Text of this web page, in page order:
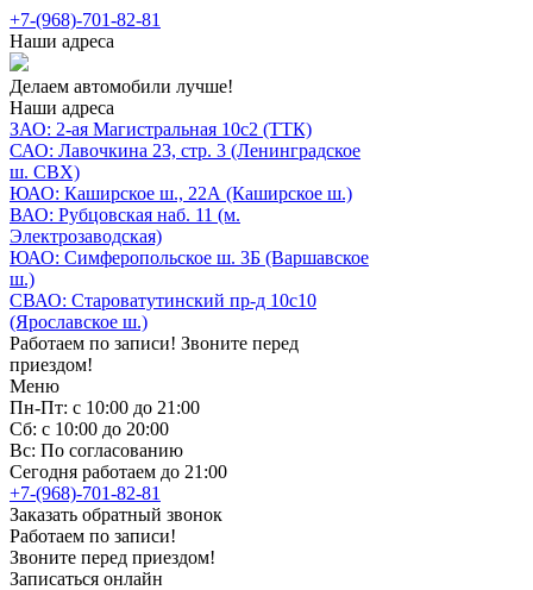
+7-(968)-701-82-81
Наши адреса
Делаем автомобили лучше!
Наши адреса
ЗАО: 2-ая Магистральная 10с2 (ТТК)
САО: Лавочкина 23, стр. 3 (Ленинградское
ш. СВХ)
ЮАО: Каширское ш., 22А (Каширское ш.)
ВАО: Рубцовская наб. 11 (м.
Электрозаводская)
ЮАО: Симферопольское ш. 3Б (Варшавское
ш.)
СВАО: Староватутинский пр-д 10с10
(Ярославское ш.)
Работаем по записи! Звоните перед
приездом!
Меню
Пн-Пт: с 10:00 до 21:00
Сб: с 10:00 до 20:00
Вс: По согласованию
Сегодня работаем до 21:00
+7-(968)-701-82-81
Заказать обратный звонок
Работаем по записи!
Звоните перед приездом!
Записаться онлайн